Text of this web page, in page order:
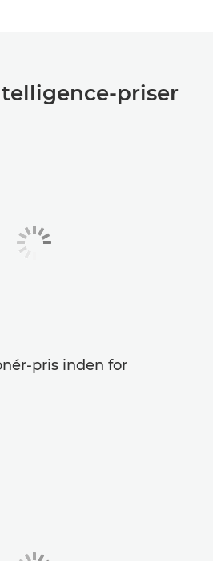
priser
pris inden for